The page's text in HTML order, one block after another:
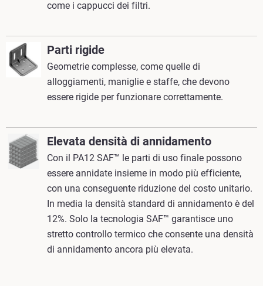
come i cappucci dei filtri.
Parti rigide
Geometrie complesse, come quelle di
alloggiamenti, maniglie e staffe, che devono
essere rigide per funzionare correttamente.
Elevata densità di annidamento
Con il PA12 SAF™ le parti di uso finale possono
essere annidate insieme in modo più efficiente,
con una conseguente riduzione del costo unitario.
In media la densità standard di annidamento è del
12%. Solo la tecnologia SAF™ garantisce uno
stretto controllo termico che consente una densità
di annidamento ancora più elevata.